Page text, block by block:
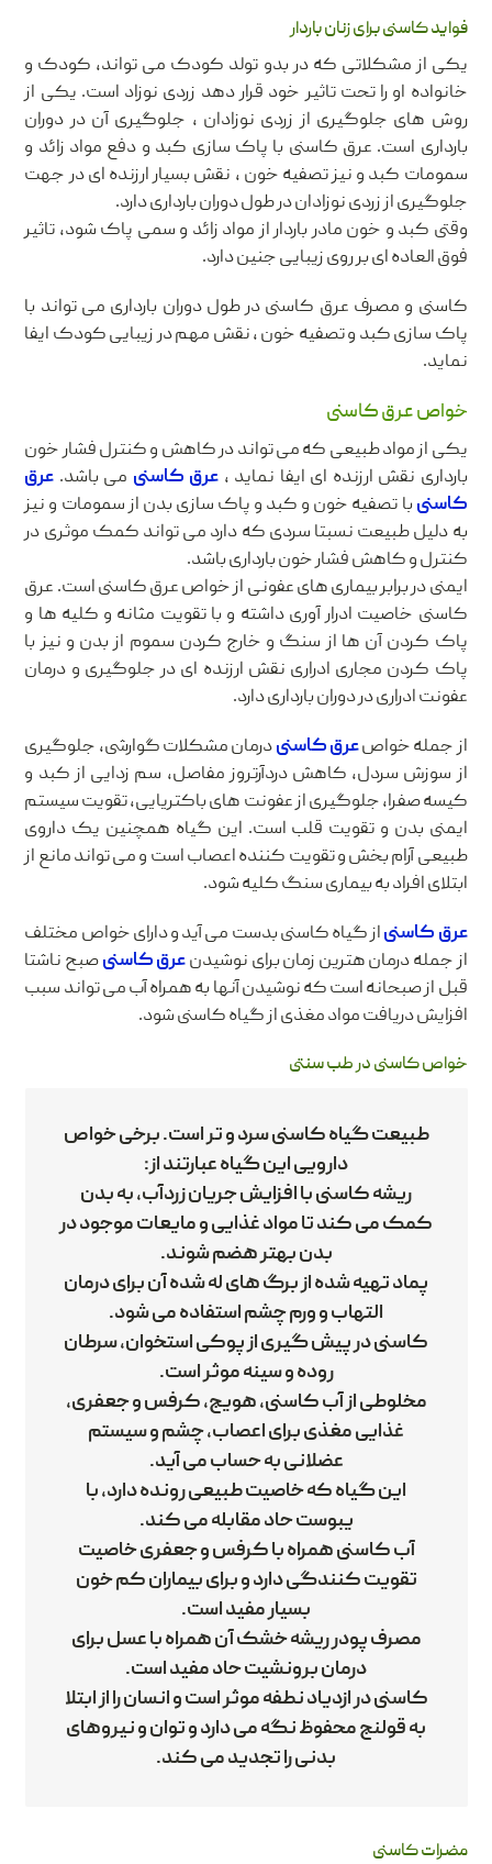
فواید کاسنی برای زنان باردار
یکی از مشکلاتی که در بدو تولد کودک می تواند، کودک و
خانواده او را تحت تاثیر خود قرار دهد زردی نوزاد است. یکی از
روش های جلوگیری از زردی نوزادان ، جلوگیری آن در دوران
بارداری است. عرق کاسنی با پاک سازی کبد و دفع مواد زائد و
سمومات کبد و نیز تصفیه خون ، نقش بسیار ارزنده ای در جهت
جلوگیری از زردی نوزادان در طول دوران بارداری دارد.
وقتی کبد و خون مادر باردار از مواد زائد و سمی پاک شود، تاثیر
فوق العاده ای بر روی زیبایی جنین دارد.
کاسنی و مصرف عرق کاسنی در طول دوران بارداری می تواند با
پاک سازی کبد و تصفیه خون ، نقش مهم در زیبایی کودک ایفا
نماید.
خواص عرق کاسنی
یکی از مواد طبیعی که می تواند در کاهش و کنترل فشار خون
بارداری نقش ارزنده ای ایفا نماید ، عرق کاسنی می باشد. عرق
کاسنیبا تصفیه خون و کبد و پاک سازی بدن از سمومات و نیز
به دلیل طبیعت نسبتا سردی که دارد می تواند کمک موثری در
کنترل و کاهش فشار خون بارداری باشد.
ایمنی در برابر بیماری های عفونی از خواص عرق کاسنی است. عرق
کاسنی خاصیت ادرار آوری داشته و با تقویت مثانه و کلیه ها و
پاک کردن آن ها از سنگ و خارج کردن سموم از بدن و نیز با
پاک کردن مجاری ادراری نقش ارزنده ای در جلوگیری و درمان
عفونت ادراری در دوران بارداری دارد.
از جمله خواصعرق کاسنیدرمان مشکلات گوارشی، جلوگیری
از سوزش سردل، کاهش دردآرتروز مفاصل، سم زدایی از کبد و
کیسه صفرا، جلوگیری از عفونت های باکتریایی، تقویت سیستم
ایمنی بدن و تقویت قلب است. این گیاه همچنین یک داروی
طبیعی آرام بخش و تقویت کننده اعصاب است و می تواند مانع از
ابتلای افراد به بیماری سنگ کلیه شود.
عرق کاسنیاز گیاه کاسنی بدست می آید و دارای خواص مختلف
از جمله درمان هترین زمان برای نوشیدنعرق کاسنیصبح ناشتا
قبل از صبحانه است که نوشیدن آنها به همراه آب می تواند سبب
افزایش دریافت مواد مغذی از گیاه کاسنی شود.
خواص کاسنی در طب سنتی
طبیعت گیاه کاسنی سرد و تر است. برخی خواص
دارویی این گیاه عبارتند از:
ریشه کاسنی با افزایش جریان زردآب، به بدن
کمک می کند تا مواد غذایی و مایعات موجود در
بدن بهتر هضم شوند.
پماد تهیه شده از برگ های له شده آن برای درمان
التهاب و ورم چشم استفاده می شود.
کاسنی در پیش گیری از پوکی استخوان، سرطان
روده و سینه موثر است.
مخلوطی از آب کاسنی، هویج، کرفس و جعفری،
غذایی مغذی برای اعصاب، چشم و سیستم
عضلانی به حساب می آید.
این گیاه که خاصیت طبیعی رونده دارد، با
یبوست حاد مقابله می کند.
آب کاسنی همراه با کرفس و جعفری خاصیت
تقویت کنندگی دارد و برای بیماران کم خون
بسیار مفید است.
مصرف پودر ریشه خشک آن همراه با عسل برای
درمان برونشیت حاد مفید است.
کاسنی در ازدیاد نطفه موثر است و انسان را از ابتلا
به قولنج محفوظ نگه می دارد و توان و نیروهای
بدنی را تجدید می کند.
مضرات کاسنی